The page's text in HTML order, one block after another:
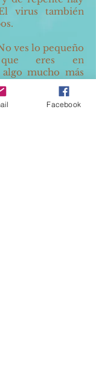
virus también
ves lo pequeño
eres en
mucho más
– ¿Qué haces
días han sido
cabellos de tu
Facebook